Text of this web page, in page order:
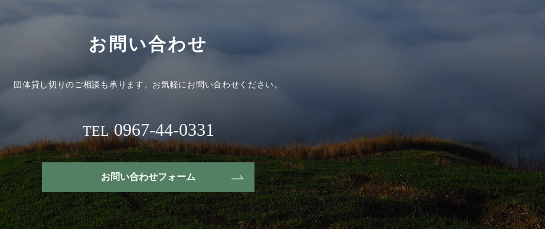
お問い合わせ
団体貸し切りのご相談も承ります。 お気軽にお問い合わせください。
TEL 0967-44-0331
お問い合わせフォーム